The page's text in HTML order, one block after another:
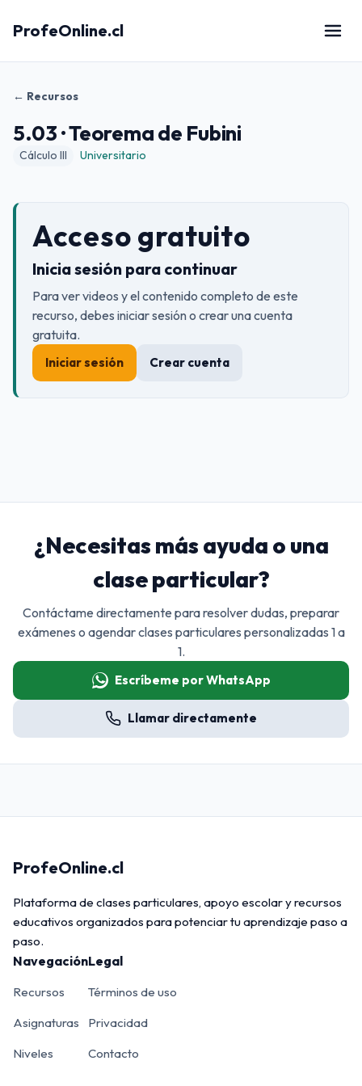
ProfeOnline.cl
← Recursos
5.03 · Teorema de Fubini
Cálculo III Universitario
Acceso gratuito
Inicia sesión para continuar
Para ver videos y el contenido completo de este
recurso, debes iniciar sesión o crear una cuenta
gratuita.
Iniciar sesión Crear cuenta
¿Necesitas más ayuda o una
clase particular?
Contáctame directamente para resolver dudas, preparar
exámenes o agendar clases particulares personalizadas 1 a
1.
Escríbeme por WhatsApp
Llamar directamente
ProfeOnline.cl
Plataforma de clases particulares, apoyo escolar y recursos
educativos organizados para potenciar tu aprendizaje paso a
paso.
Navegación
Recursos
Asignaturas
Niveles
Legal
Términos de uso
Privacidad
Contacto